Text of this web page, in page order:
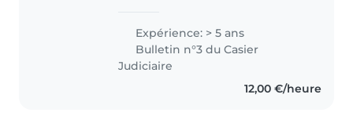
et j'ai réalisé des stages en
crèche dans le cadre de mon..
Expérience: > 5 ans
Bulletin n°3 du Casier
Judiciaire
12,00 €/heure